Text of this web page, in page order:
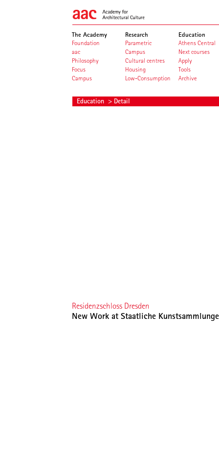
The Academy
Foundation
aac
Philosophy
Focus
Campus
Research
Parametric
Campus
Cultural centres
Housing
Low-Consumption
Education
Athens Central
Next courses
Apply
Tools
Archive
Education > Detail
Residenzschloss Dresden
New Work at Staatliche